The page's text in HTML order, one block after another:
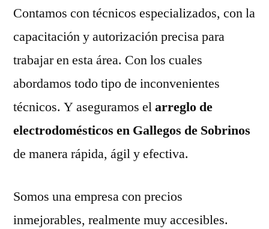
Contamos con técnicos especializados, con la
capacitación y autorización precisa para
trabajar en esta área. Con los cuales
abordamos todo tipo de inconvenientes
técnicos. Y aseguramos elarreglo de
electrodomésticos en Gallegos de Sobrinos
de manera rápida, ágil y efectiva.
Somos una empresa con precios
inmejorables, realmente muy accesibles.